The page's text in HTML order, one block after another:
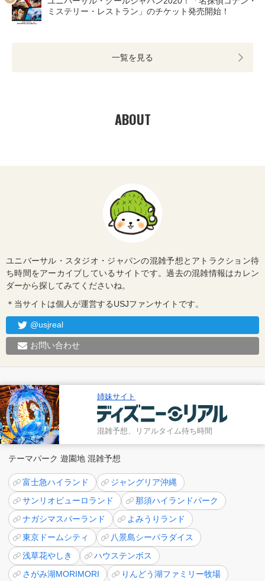
ミステリー・レストラン」のチケット発売開始！
一覧を見る
ABOUT
ユニバーサル・スタジオ・ジャパンの混雑予想とアトラクション待
ち時間をアーカイブしているサイトです。過去の混雑情報はカレン
ダーから探してみてくださいね。
＊当サイトは個人が運営するUSJファンサイトです。
@usjreal
お問い合わせ
姉妹サイト
混雑予想、リアルタイム待ち時間
テーマパーク 遊園地 混雑予想
富士急ハイランド
ジャングリア沖縄
サンリオピューロランド
那須ハイランドパーク
ナガシマスパーランド
よみうりランド
東京ドームシティ
八景島シーパラダイス
浅草花やしき
ハウステンボス
さがみ湖MORIMORI
りんどう湖ファミリー牧場